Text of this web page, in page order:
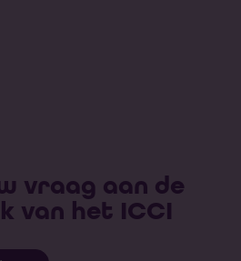
vraag aan de
van het ICCI